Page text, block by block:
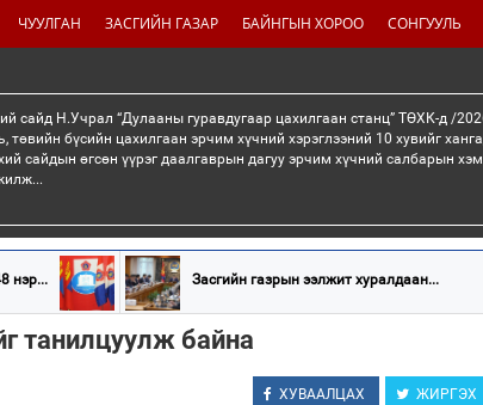
ЧУУЛГАН ЗАСГИЙН ГАЗАР БАЙНГЫН ХОРОО СОНГУУЛЬ
сайд Н.Учрал “Дулааны гуравдугаар цахилгаан станц” ТӨХК-д /
төвийн бүсийн цахилгаан эрчим хүчний хэрэглээний 10 хувийг
сайдын өгсөн үүрэг даалгаврын дагуу эрчим хүчний салбарын
нэр... Засгийн газрын ээлжит хуралдаан...
танилцуулж байна
ХУВААЛЦАХ ЖИРГЭХ